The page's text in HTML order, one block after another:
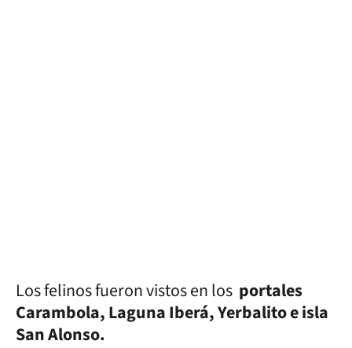
Los felinos fueron vistos en los portales
Carambola, Laguna Iberá, Yerbalito e isla
San Alonso.